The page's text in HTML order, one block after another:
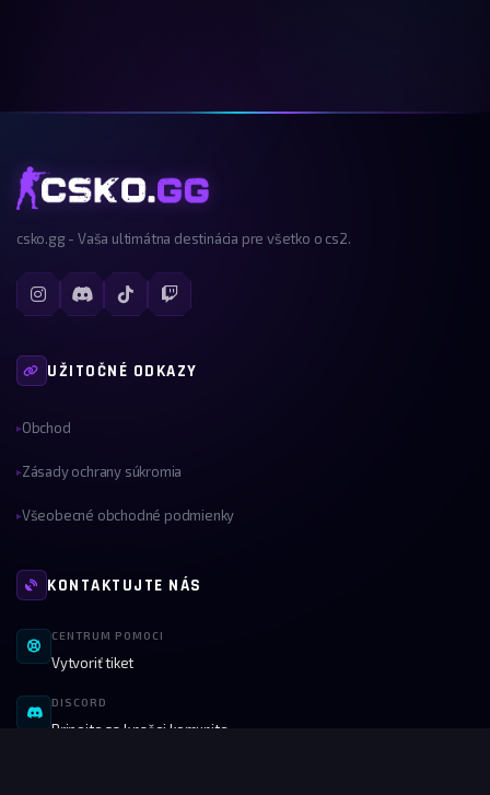
csko.gg - Vaša ultimátna destinácia pre všetko o cs2.
UŽITOČNÉ ODKAZY
▸Obchod
▸Zásady ochrany súkromia
▸Všeobecné obchodné podmienky
KONTAKTUJTE NÁS
CENTRUM POMOCI
Vytvoriť tiket
DISCORD
Pripojte sa k našej komunite